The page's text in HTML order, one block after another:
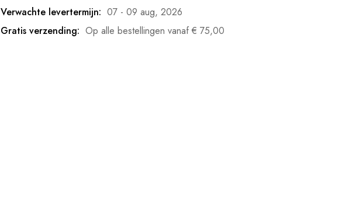
Verwachte levertermijn: 07 - 09 aug, 2026
Gratis verzending: Op alle bestellingen vanaf € 75,00